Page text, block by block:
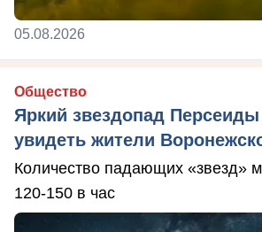
05.08.2026
Общество
Яркий звездопад Персеиды
увидеть жители
Количество падающих «звезд»
120-150 в час